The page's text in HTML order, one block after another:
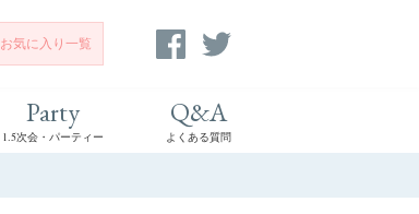
お気に入り 一覧
Party
1.5次会・パーティー
Q&A
よくある質問